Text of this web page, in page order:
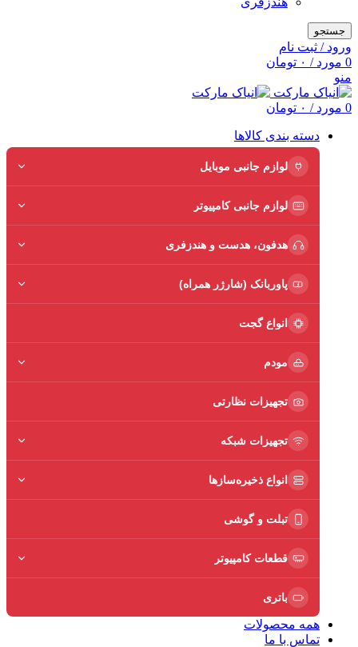
جستجو
ورود / ثبت نام
0 مورد / ۰ تومان
منو
0 مورد / ۰ تومان
دسته بندی کالاها
لوازم جانبی موبایل
لوازم جانبی کامپیوتر
هدفون، هدست و هندزفری
پاوربانک (شارژر همراه)
انواع گجت
مودم
تجهیزات نظارتی
تجهیزات شبکه
انواع ذخیره‌سازها
تبلت و گوشی
قطعات کامپیوتر
باتری
همه محصولات
تماس با ما